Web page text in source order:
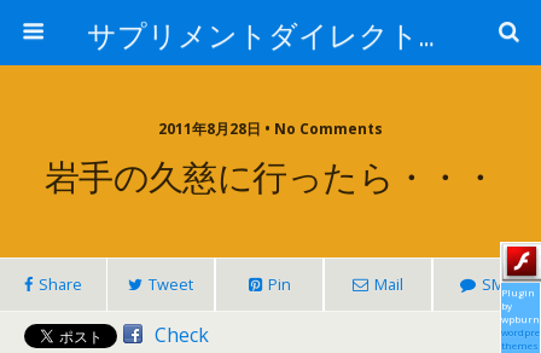
サプリメントダイレクトブログ
2011年8月28日 • No Comments
岩手の久慈に行ったら・・・
Share Tweet Pin Mail SMS
Check
Plugin
by
themes